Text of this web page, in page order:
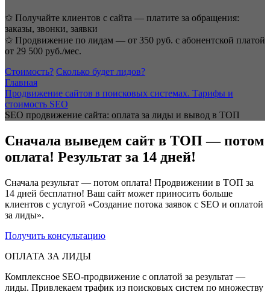
✩ Получайте клиентов с сайта — платите за обращения:
заказы, звонки, заявки
✩ Продвижение по лидам — от 350 руб. с абонентской платой
от 29 500 руб./мес.
Стоимость? Сколько будет лидов?
Главная
Продвижение сайтов в поисковых системах. Тарифы и
стоимость SEO
SEO продвижение сайта: оплата за лиды и вывод в ТОП
Сначала выведем сайт в ТОП — потом
оплата! Результат за 14 дней!
Сначала результат — потом оплата! Продвижении в ТОП за
14 дней бесплатно! Ваш сайт может приносить больше
клиентов с услугой «Создание потока заявок с SEO и оплатой
за лиды».
Получить консультацию
ОПЛАТА ЗА ЛИДЫ
Комплексное SEO-продвижение с оплатой за результат —
лиды. Привлекаем трафик из поисковых систем по множеству